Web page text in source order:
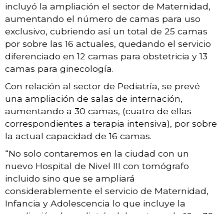
incluyó la ampliación el sector de Maternidad,
aumentando el número de camas para uso
exclusivo, cubriendo así un total de 25 camas
por sobre las 16 actuales, quedando el servicio
diferenciado en 12 camas para obstetricia y 13
camas para ginecología.
Con relación al sector de Pediatría, se prevé
una ampliación de salas de internación,
aumentando a 30 camas, (cuatro de ellas
correspondientes a terapia intensiva), por sobre
la actual capacidad de 16 camas.
“No solo contaremos en la ciudad con un
nuevo Hospital de Nivel III con tomógrafo
incluido sino que se ampliará
considerablemente el servicio de Maternidad,
Infancia y Adolescencia lo que incluye la